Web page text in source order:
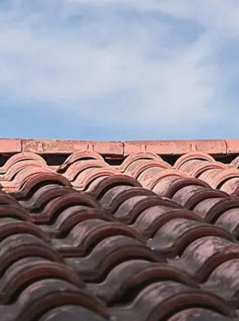
d’isolation toiture
dépend du type de matériau que vous voulez pour
de la forme et du type de revêtement de votre toit. Le
isolation dépend également du genre de combles
Mais sachez que notre entreprise de couverture
vous fournit des travaux adaptés à votre budget.
que de mal, sachez que l'isolation de la toiture est un
intéressant, car elle permet de gagner
énergétique. Pour des travaux de qualité, à tarif
pensez à contacter notre entreprise de